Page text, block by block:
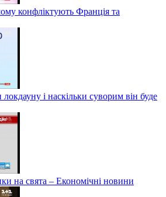
конфліктують Франція та
і наскільки суворим він буде
на свята – Економічні новини